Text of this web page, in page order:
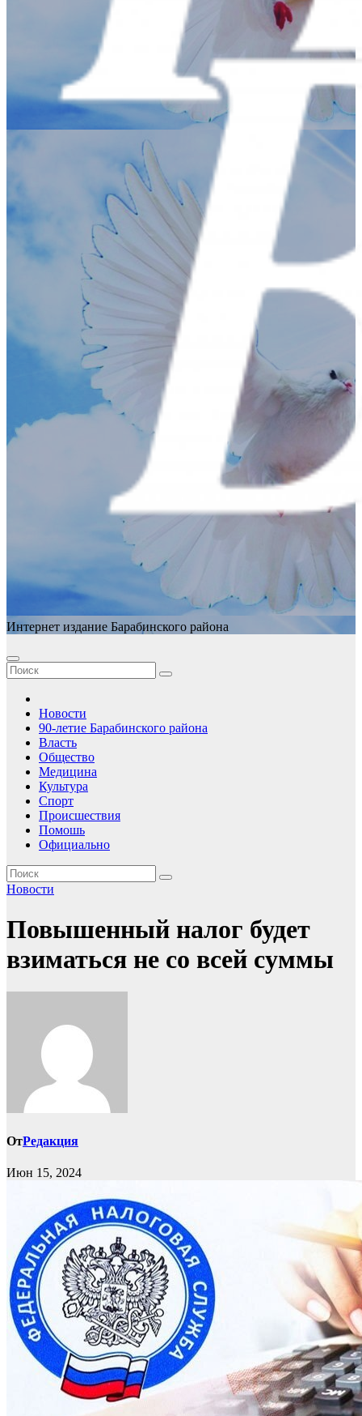
Интернет издание Барабинского района
Новости
90-летие Барабинского района
Власть
Общество
Медицина
Культура
Спорт
Происшествия
Помошь
Официально
Новости
Повышенный налог будет
взиматься не со всей суммы
ОтРедакция
Июн 15, 2024